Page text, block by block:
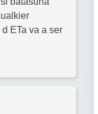
ETa va a ser